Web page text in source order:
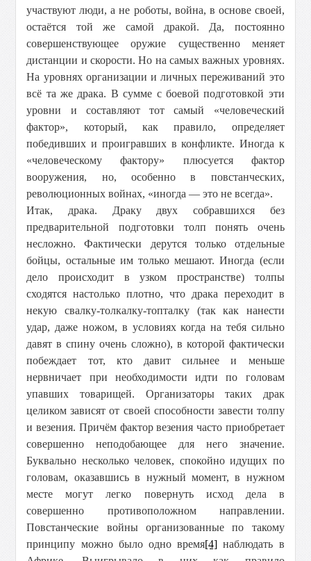
участвуют люди, а не роботы, война, в основе своей,
остаётся той же самой дракой. Да, постоянно
совершенствующее оружие существенно меняет
дистанции и скорости. Но на самых важных уровнях.
На уровнях организации и личных переживаний это
всё та же драка. В сумме с боевой подготовкой эти
уровни и составляют тот самый «человеческий
фактор», который, как правило, определяет
победивших и проигравших в конфликте. Иногда к
«человеческому фактору» плюсуется фактор
вооружения, но, особенно в повстанческих,
революционных войнах, «иногда — это не всегда».
Итак, драка. Драку двух собравшихся без
предварительной подготовки толп понять очень
несложно. Фактически дерутся только отдельные
бойцы, остальные им только мешают. Иногда (если
дело происходит в узком пространстве) толпы
сходятся настолько плотно, что драка переходит в
некую свалку-толкалку-топталку (так как нанести
удар, даже ножом, в условиях когда на тебя сильно
давят в спину очень сложно), в которой фактически
побеждает тот, кто давит сильнее и меньше
нервничает при необходимости идти по головам
упавших товарищей. Организаторы таких драк
целиком зависят от своей способности завести толпу
и везения. Причём фактор везения часто приобретает
совершенно неподобающее для него значение.
Буквально несколько человек, спокойно идущих по
головам, оказавшись в нужный момент, в нужном
месте могут легко повернуть исход дела в
совершенно противоположном направлении.
Повстанческие войны организованные по такому
принципу можно было одно время[4] наблюдать в